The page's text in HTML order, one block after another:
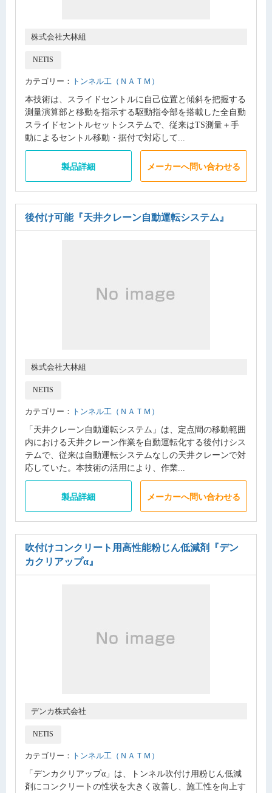
株式会社大林組
NETIS
カテゴリー： トンネル工（ＮＡＴＭ）
本技術は、スライドセントルに自己位置と傾斜を把握する
測量演算部と移動を指示する駆動指令部を搭載した全自動
スライドセントルセットシステムで、従来はTS測量＋手
動によるセントル移動・据付で対応して...
製品詳細 メーカーへ問い合わせる
後付け可能『天井クレーン自動運転システム』
株式会社大林組
NETIS
カテゴリー： トンネル工（ＮＡＴＭ）
「天井クレーン自動運転システム」は、定点間の移動範囲
内における天井クレーン作業を自動運転化する後付けシス
テムで、従来は自動運転システムなしの天井クレーンで対
応していた。本技術の活用により、作業...
製品詳細 メーカーへ問い合わせる
吹付けコンクリート用高性能粉じん低減剤
『デン
カクリアップα』
デンカ株式会社
NETIS
カテゴリー： トンネル工（ＮＡＴＭ）
「デンカクリアップα」は、トンネル吹付け用粉じん低減
剤にコンクリートの性状を大きく改善し、施工性を向上す